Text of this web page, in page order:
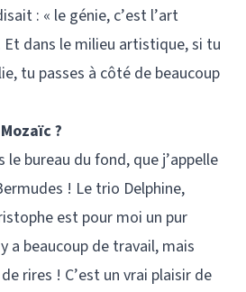
: « le génie, c’est l’art
Et dans le milieu artistique, si tu
tu passes à côté de beaucoup
?
le bureau du fond, que j’appelle
! Le trio Delphine,
est pour moi un pur
a beaucoup de travail, mais
rires ! C’est un vrai plaisir de